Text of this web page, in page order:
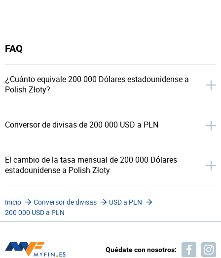
FAQ
¿Cuánto equivale 200 000 Dólares estadounidense a
Polish Złoty?
Conversor de divisas de 200 000 USD a PLN
El cambio de la tasa mensual de 200 000 Dólares
estadounidense a Polish Złoty
Inicio Conversor de divisas
USD a PLN
200 000 USD a PLN
Quédate con nosotros: